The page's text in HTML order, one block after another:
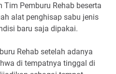
Pemburu Rehab beserta
alat penghisap sabu jenis
baru saja dipakai.
Rehab setelah adanya
di tempatnya tinggal di